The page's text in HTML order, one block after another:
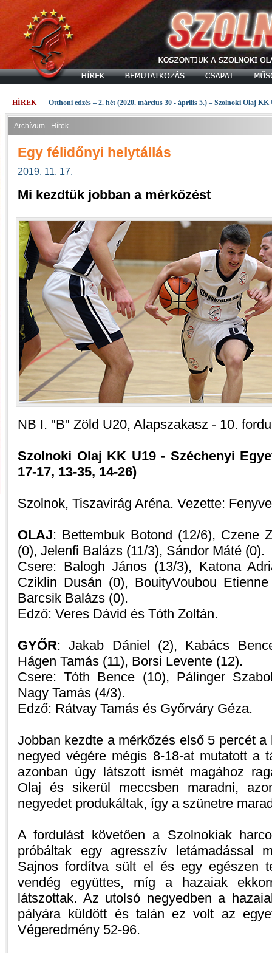
HÍREK Otthoni edzés – 2. hét (2020. március 30 - április 5.) – Szolnoki Olaj KK
Archívum - Hírek
Egy félidőnyi helytállás
2019. 11. 17.
Mi kezdtük jobban a mérkőzést
NB I. "B" Zöld U20, Alapszakasz - 10.
Szolnoki Olaj KK U19 - Széchenyi
17-17, 13-35, 14-26)
Szolnok, Tiszavirág Aréna. Vezette:
OLAJ: Bettembuk Botond (12/6), Czene
(0), Jelenfi Balázs (11/3), Sándor Máté (0).
Csere: Balogh János (13/3), Katona
Cziklin Dusán (0), BouityVoubou
Barcsik Balázs (0).
Edző: Veres Dávid és Tóth Zoltán.
GYŐR: Jakab Dániel (2), Kabács
Hágen Tamás (11), Borsi Levente (12).
Csere: Tóth Bence (10), Pálinger
Nagy Tamás (4/3).
Edző: Rátvay Tamás és Győrváry Géza.
Jobban kezdte a mérkőzés első 5 percét
negyed végére mégis 8-18-at mutatott a
azonban úgy látszott ismét magához
Olaj és sikerül meccsben maradni,
negyedet produkáltak, így a szünetre
A fordulást követően a Szolnokiak
próbáltak egy agresszív letámadással
Sajnos fordítva sült el és egy egészen
vendég együttes, míg a hazaiak
látszottak. Az utolsó negyedben a
pályára küldött és talán ez volt az
Végeredmény 52-96.